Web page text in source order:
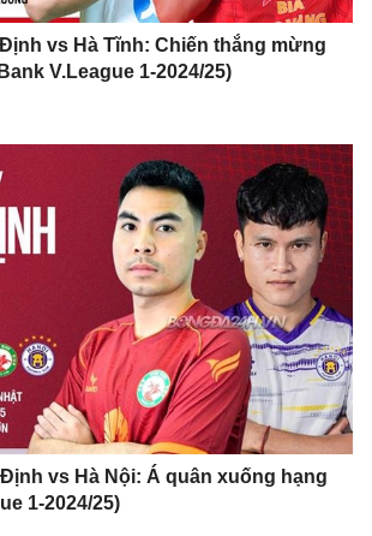
vs Hà Tĩnh: Chiến thắng mừng
V.League 1-2024/25)
vs Hà Nội: Á quân xuống hạng
1-2024/25)